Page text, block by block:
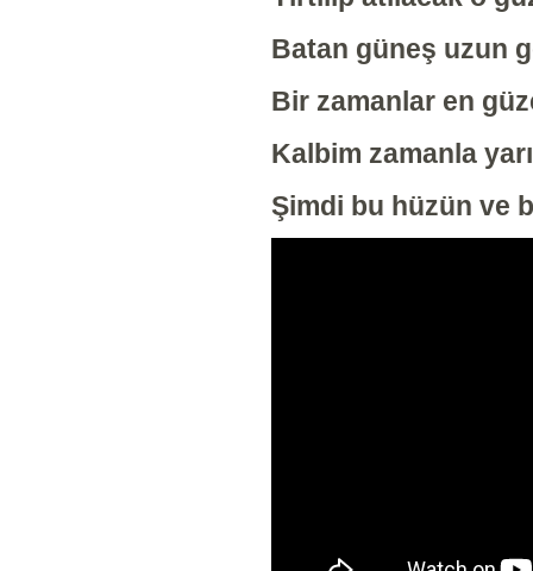
Batan güneş uzun
Bir zamanlar en
Kalbim zamanla
Şimdi bu hüzün ve